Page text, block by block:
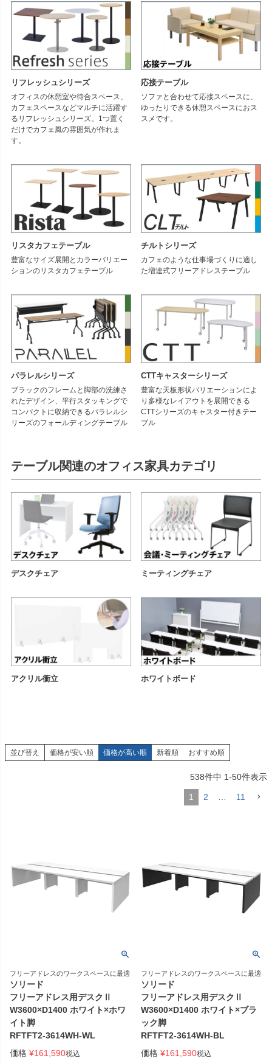
リフレッシュシリーズ
オフィスの休憩室や待合スペース、
カフェスペースなどマルチに活躍す
るリフレッシュシリーズ。1つ置く
だけでカフェ風の雰囲気が作れま
す。
応接テーブル
ソファと合わせて応接スペースに、
ゆったりできる休憩スペースにおス
スメです。
リスタカフェテーブル
豊富なサイズ展開とカラーバリエー
ションのリスタカフェテーブル
チルトシリーズ
カフェのような仕事場づくりに適し
た増連式フリーアドレステーブル
パラレルシリーズ
ブラックのフレームと脚部の洗練さ
れたデザイン、平行スタッキングで
コンパクトに収納できるパラレルシ
リーズのフォールディングテーブル
CTTキャスターシリーズ
豊富な天板形状バリエーションによ
り多様なレイアウトを展開できる
CTTシリーズのキャスター付きテー
ブル
テーブル関連のオフィス家具カテゴリ
デスクチェア ミーティングチェア
アクリル衝立 ホワイトボード
並び替え 価格が安い順 価格が高い順 新着順 おすすめ順
538件中 1-50件表示
1 2 … 11
フリーアドレスのワークスペースに最適
ソリード
フリーアドレス用デスクⅡ
W3600×D1400 ホワイト×ホワ
イト脚
RFTFT2-3614WH-WL
価格 ¥161,590税込
フリーアドレスのワークスペースに最適
ソリード
フリーアドレス用デスクⅡ
W3600×D1400 ホワイト×ブラ
ック脚
RFTFT2-3614WH-BL
価格 ¥161,590税込